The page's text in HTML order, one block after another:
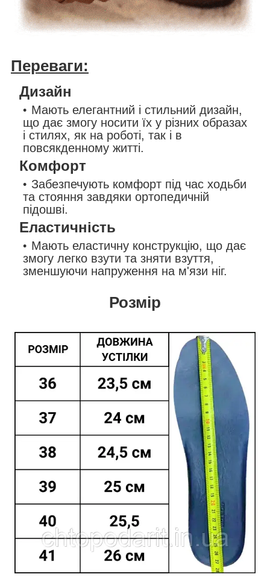
Переваги:
Дизайн
Мають елегантний і стильний дизайн,
що дає змогу носити їх у різних образах
і стилях, як на роботі, так і в
повсякденному житті.
Комфорт
Забезпечують комфорт під час ходьби
та стояння завдяки ортопедичній
підошві.
Еластичність
Мають еластичну конструкцію, що дає
змогу легко взути та зняти взуття,
зменшуючи напруження на м'язи ніг.
Розмір